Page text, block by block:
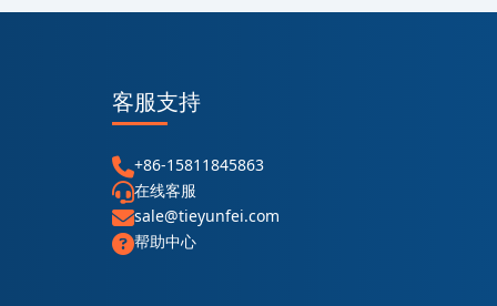
客服支持
+86-15811845863
在线客服
sale@tieyunfei.com
帮助中心